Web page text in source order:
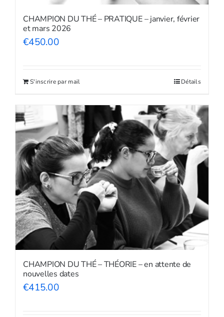
CHAMPION DU THÉ – PRATIQUE – janvier, février
et mars 2026
€450.00
S'inscrire par mail Détails
CHAMPION DU THÉ – THÉORIE – en attente de
nouvelles dates
€415.00